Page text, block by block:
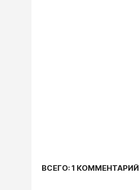
ВСЕГО: 1 КОММЕНТАРИЙ